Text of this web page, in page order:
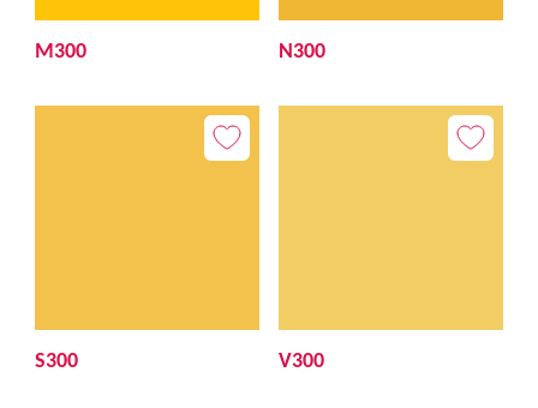
M300 N300
S300 V300